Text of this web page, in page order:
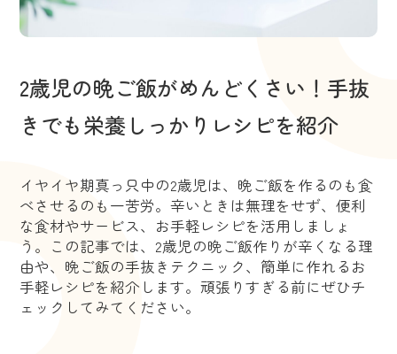
2歳児の晩ご飯がめんどくさい！手抜
きでも栄養しっかりレシピを紹介
イヤイヤ期真っ只中の2歳児は、晩ご飯を作るのも食
べさせるのも一苦労。辛いときは無理をせず、便利
な食材やサービス、お手軽レシピを活用しましょ
う。この記事では、2歳児の晩ご飯作りが辛くなる理
由や、晩ご飯の手抜きテクニック、簡単に作れるお
手軽レシピを紹介します。頑張りすぎる前にぜひチ
ェックしてみてください。